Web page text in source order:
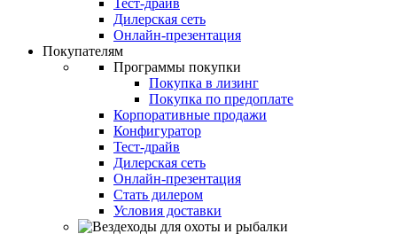
Тест-драйв
Дилерская сеть
Онлайн-презентация
Покупателям
Программы покупки
Покупка в лизинг
Покупка по предоплате
Корпоративные продажи
Конфигуратор
Тест-драйв
Дилерская сеть
Онлайн-презентация
Стать дилером
Условия доставки